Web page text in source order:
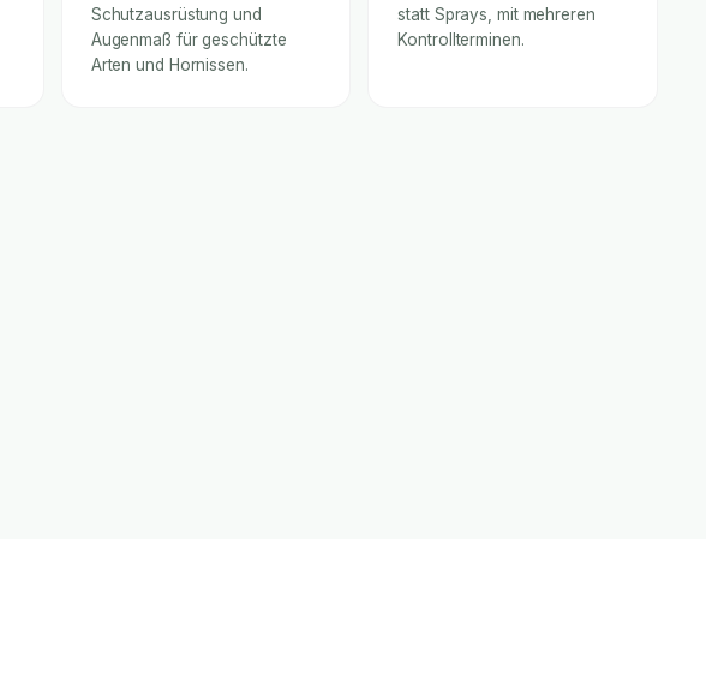
Schutzausrüstung und
Augenmaß für geschützte
Arten und Hornissen.
statt Sprays, mit mehreren
Kontrollterminen.